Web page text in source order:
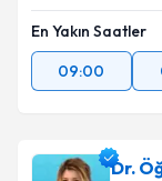
Metni
En Yakın Saatler
09:00
Dr.